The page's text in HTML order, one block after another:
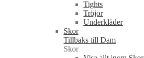
Tights
Tröjor
Underkläder
Skor
Tillbaks till Dam
Skor